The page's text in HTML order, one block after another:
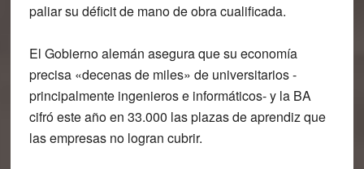
paliar su déficit de mano de obra cualificada.
El Gobierno alemán asegura que su economía
precisa «decenas de miles» de universitarios -
principalmente ingenieros e informáticos- y la BA
cifró este año en 33.000 las plazas de aprendiz que
las empresas no logran cubrir.